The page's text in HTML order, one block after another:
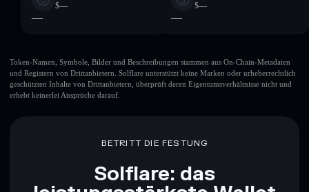
$—
—
$—
—
Token-Namen, Symbole, Bilder und Beschreibungen stammen aus On-Chain-Metadaten
und Registern von Drittanbietern. Solflare unterstützt keine Marken oder urheberrechtlich
geschützten Inhalte von Drittanbietern, überprüft deren Eigentumsverhältnisse nicht und
erhebt keinerlei Ansprüche darauf.
BETRITT DIE FESTUNG
Solflare: das